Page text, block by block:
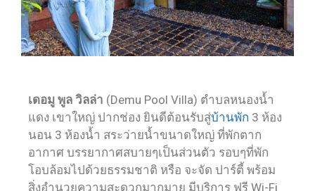
เดอมู พูล วิลล่า (Demu Pool Villa) ตำบลหนองน้ำ
แดง เขาใหญ่ ปากช่อง ยินดีต้อนรับสู่บ้านพัก 3 ห้อง
นอน 3 ห้องน้ำ สระว่ายน้ำขนาดใหญ่ ที่พักตาก
อากาศ บรรยากาศสบายๆเป็นส่วนตัว รอบๆที่พัก
โอบล้อมไปด้วยธรรมชาติ หรือ จะจัด ปาร์ตี้ พร้อม
สิ่งอำนวยความสะดวกมากมาย มีบริการ ฟรี Wi-Fi